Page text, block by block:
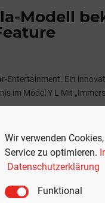
Wir verwenden
Service zu optimieren.
Datenschutzerklärung
Funktional
Modell
Entertainment. Ein
im Model Y L Mit